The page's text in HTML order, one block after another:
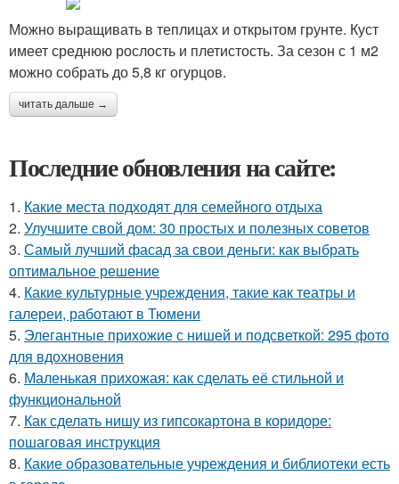
Можно выращивать в теплицах и открытом грунте. Куст
имеет среднюю рослость и плетистость. За сезон с 1 м2
можно собрать до 5,8 кг огурцов.
читать дальше →
Последние обновления на сайте:
1. Какие места подходят для семейного отдыха
2. Улучшите свой дом: 30 простых и полезных советов
3. Самый лучший фасад за свои деньги: как выбрать
оптимальное решение
4. Какие культурные учреждения, такие как театры и
галереи, работают в Тюмени
5. Элегантные прихожие с нишей и подсветкой: 295 фото
для вдохновения
6. Маленькая прихожая: как сделать её стильной и
функциональной
7. Как сделать нишу из гипсокартона в коридоре:
пошаговая инструкция
8. Какие образовательные учреждения и библиотеки есть